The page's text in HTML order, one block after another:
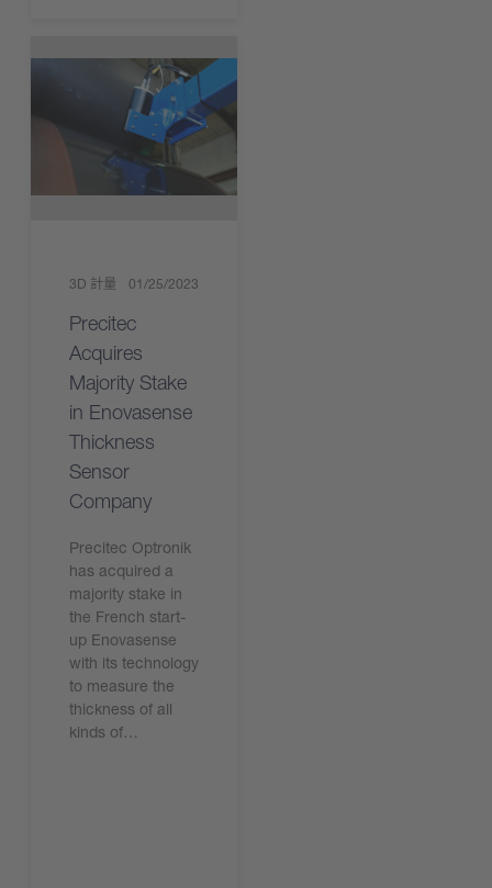
3D 計量 01/25/2023
Precitec
Acquires
Majority Stake
in Enovasense
Thickness
Sensor
Company
Precitec Optronik
has acquired a
majority stake in
the French start-
up Enovasense
with its technology
to measure the
thickness of all
kinds of…